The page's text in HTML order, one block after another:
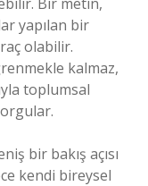
yapılan bir
olabilir.
kalmaz,
toplumsal
bir bakış açısı
kendi bireysel